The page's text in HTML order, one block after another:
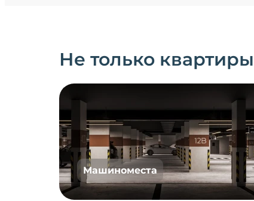
Не только квартиры
Машиноместа